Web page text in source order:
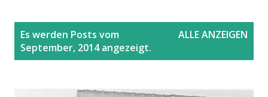
Es werden Posts vom
September, 2014 angezeigt.
ALLE ANZEIGEN